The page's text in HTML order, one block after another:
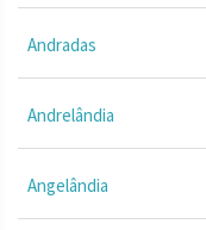
Andradas
Andrelândia
Angelândia